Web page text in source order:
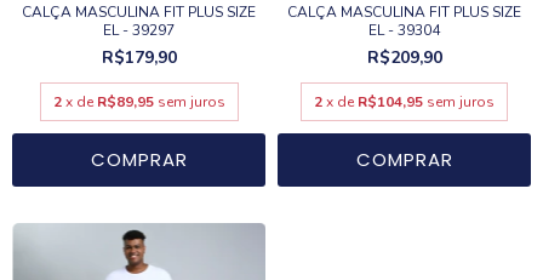
CALÇA MASCULINA FIT PLUS SIZE
EL - 39297
R$179,90
2 x de R$89,95 sem juros
COMPRAR
CALÇA MASCULINA FIT PLUS SIZE
EL - 39304
R$209,90
2x de R$104,95 sem juros
COMPRAR